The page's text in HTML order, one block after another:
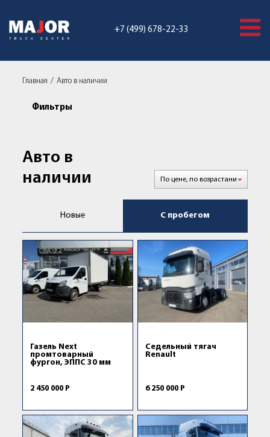
+7 (499) 678-22-33
Главная Авто в наличии
Фильтры
Авто в
наличии
Новые С пробегом
Газель Next
промтоварный
фургон, ЭППС 30 мм
2 450 000 Р
Седельный тягач
Renault
6 250 000 Р